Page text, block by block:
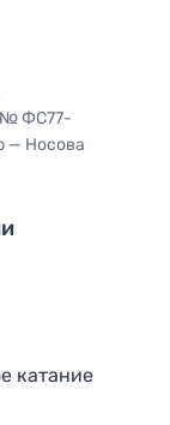
№ ФС77-
— Носова
катание